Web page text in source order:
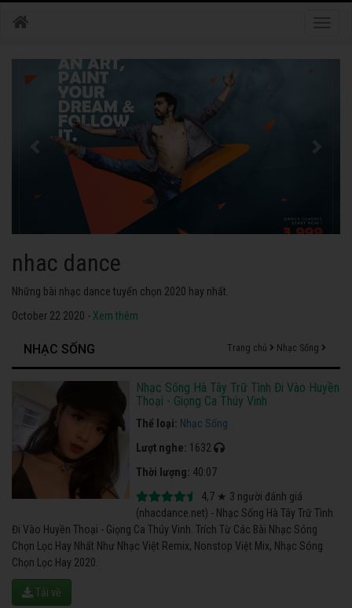
nhac dance
Những bài nhạc dance tuyển chọn 2020 hay nhất.
October 22 2020 - Xem thêm
NHẠC SỐNG Trang chủ Nhạc Sống
Nhạc Sống Hà Tây Trữ Tình Đi Vào Huyền
Thoại - Giọng Ca Thúy Vinh
Thể loại: Nhạc Sống
Lượt nghe: 1632
Thời lượng: 40:07
4,7 ★ 3 người đánh giá
(nhacdance.net) - Nhạc Sống Hà Tây Trữ Tình
Đi Vào Huyền Thoại - Giọng Ca Thúy Vinh. Trích Từ Các Bài Nhạc Sóng
Chọn Lọc Hay Nhất Như Nhạc Việt Remix, Nonstop Việt Mix, Nhạc Sóng
Chọn Lọc Hay 2020.
Tải về